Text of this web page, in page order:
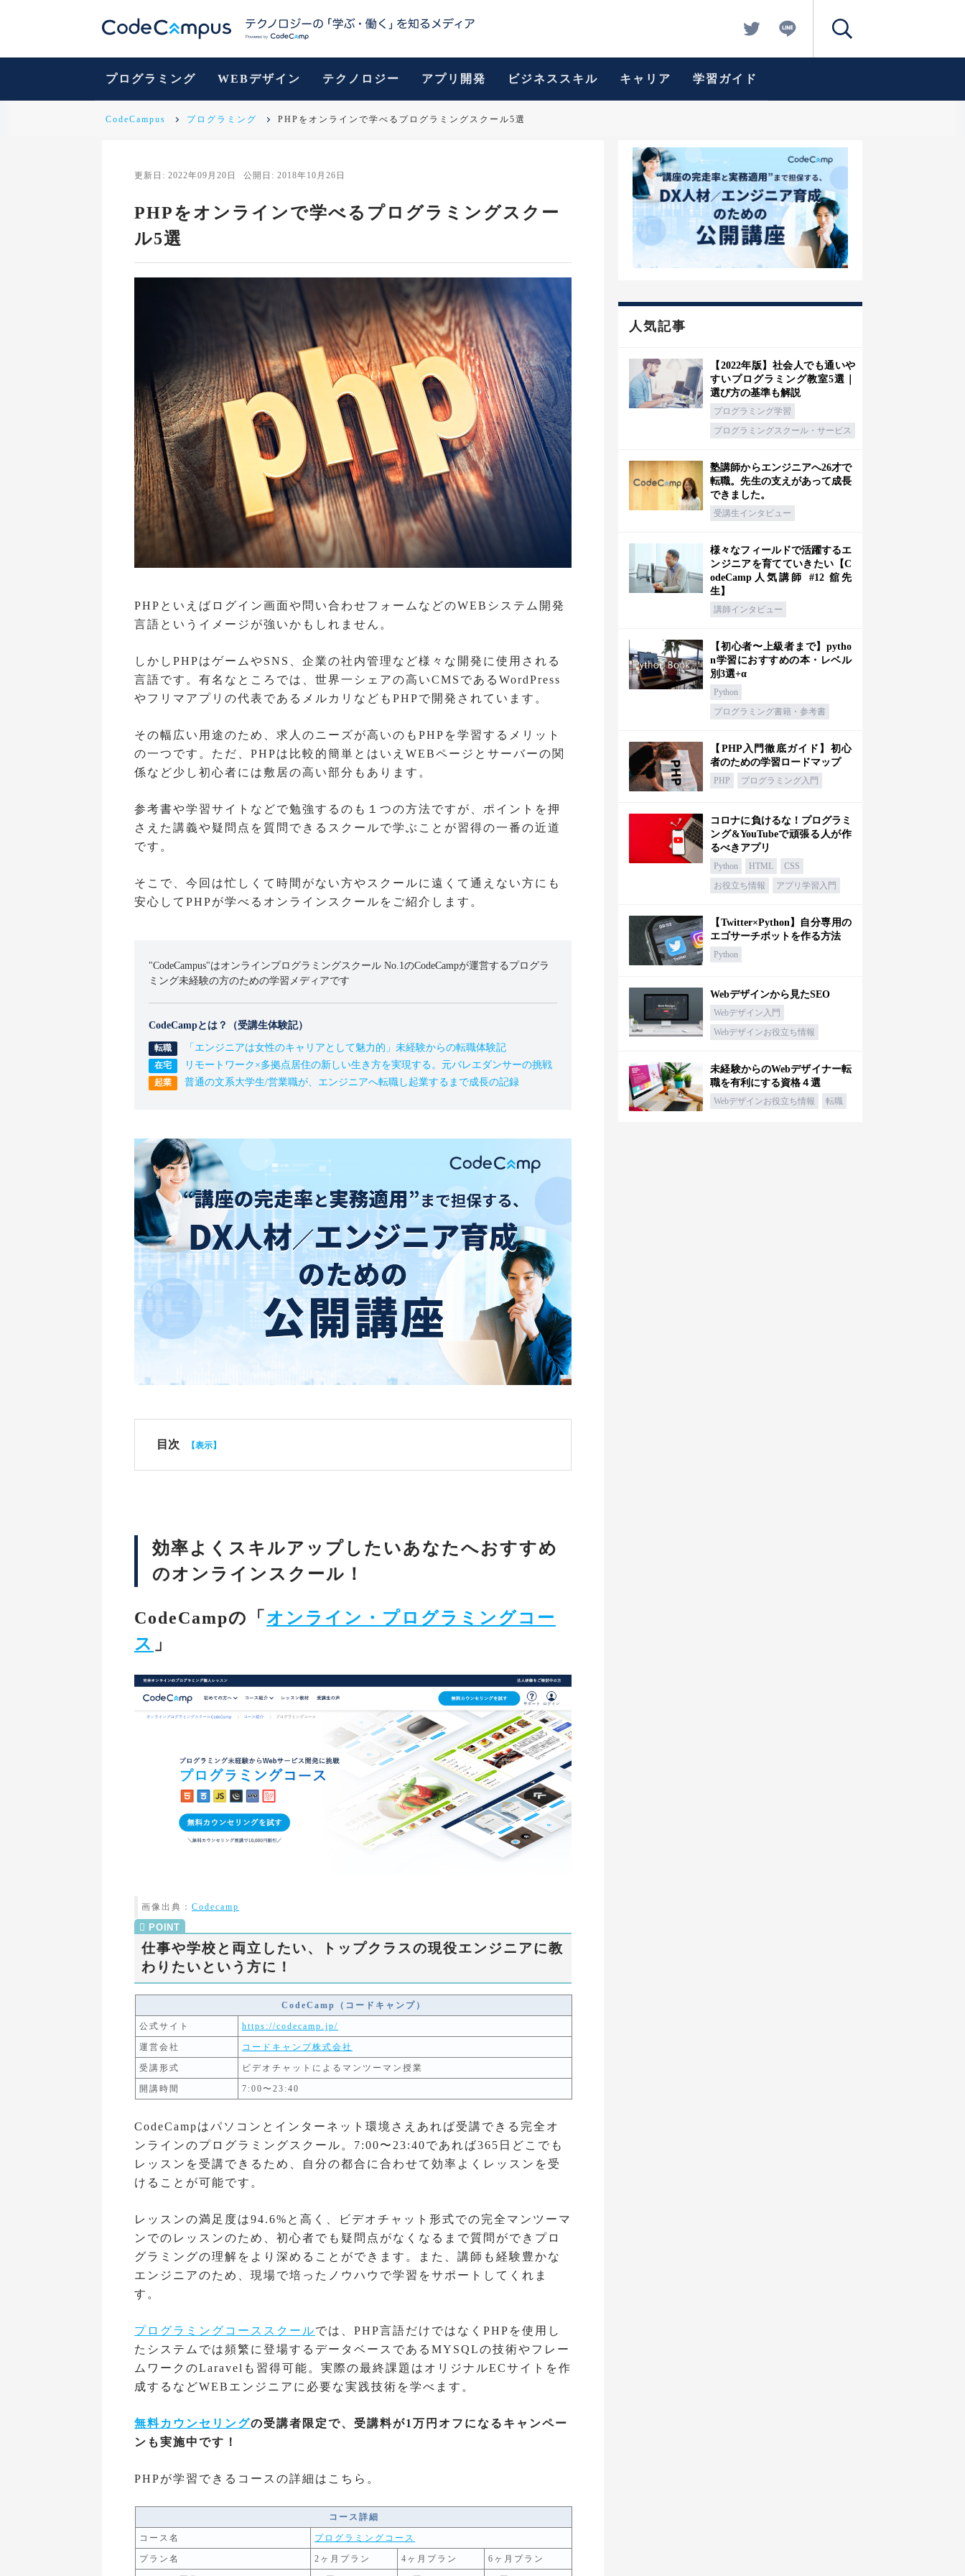
プログラミング WEBデザイン テクノロジー アプリ開発 ビジネススキル キャリア 学習ガイド
CodeCampus プログラミング PHPをオンラインで学べるプログラミングスクール5選
更新日: 2022年09月20日 公開日: 2018年10月26日
PHPをオンラインで学べるプログラミングスクー
ル5選
PHPといえばログイン画面や問い合わせフォームなどのWEBシステム開発
言語というイメージが強いかもしれません。
しかしPHPはゲームやSNS、企業の社内管理など様々な開発に使用される
言語です。有名なところでは、世界一シェアの高いCMSであるWordPress
やフリマアプリの代表であるメルカリなどもPHPで開発されています。
その幅広い用途のため、求人のニーズが高いのもPHPを学習するメリット
の一つです。ただ、PHPは比較的簡単とはいえWEBページとサーバーの関
係など少し初心者には敷居の高い部分もあります。
参考書や学習サイトなどで勉強するのも１つの方法ですが、ポイントを押
さえた講義や疑問点を質問できるスクールで学ぶことが習得の一番の近道
です。
そこで、今回は忙しくて時間がない方やスクールに遠くて通えない方にも
安心してPHPが学べるオンラインスクールをご紹介します。
"CodeCampus"はオンラインプログラミングスクール No.1のCodeCampが運営するプログラ
ミング未経験の方のための学習メディアです
CodeCampとは？（受講生体験記）
「エンジニアは女性のキャリアとして魅力的」未経験からの転職体験記
リモートワーク×多拠点居住の新しい生き方を実現する。元バレエダンサーの挑戦
普通の文系大学生/営業職が、エンジニアへ転職し起業するまで成長の記録
目次
効率よくスキルアップしたいあなたへおすすめ
のオンラインスクール！
CodeCampの「 オンライン・プログラミングコー
ス 」
画像出典： Codecamp
仕事や学校と両立したい、トップクラスの現役エンジニアに教
わりたいという方に！
CodeCamp（コードキャンプ）
公式サイト https://codecamp.jp/
運営会社 コードキャンプ株式会社
受講形式 ビデオチャットによるマンツーマン授業
開講時間 7:00〜23:40
CodeCampはパソコンとインターネット環境さえあれば受講できる完全オ
ンラインのプログラミングスクール。7:00〜23:40であれば365日どこでも
レッスンを受講できるため、自分の都合に合わせて効率よくレッスンを受
けることが可能です。
レッスンの満足度は94.6%と高く、ビデオチャット形式での完全マンツーマ
ンでのレッスンのため、初心者でも疑問点がなくなるまで質問ができプロ
グラミングの理解をより深めることができます。また、講師も経験豊かな
エンジニアのため、現場で培ったノウハウで学習をサポートしてくれま
す。
プログラミングコーススクールでは、PHP言語だけではなくPHPを使用し
たシステムでは頻繁に登場するデータベースであるMYSQLの技術やフレー
ムワークのLaravelも習得可能。実際の最終課題はオリジナルECサイトを作
成するなどWEBエンジニアに必要な実践技術を学べます。
無料カウンセリングの受講者限定で、受講料が1万円オフになるキャンペー
ンも実施中です！
PHPが学習できるコースの詳細はこちら。
コース詳細
コース名 プログラミングコース
プラン名 2ヶ月プラン 4ヶ月プラン 6ヶ月プラン
人気記事
【2022年版】社会人でも通いや
すいプログラミング教室5選｜
選び方の基準も解説
プログラミング学習
プログラミングスクール・サービス
塾講師からエンジニアへ26才で
転職。先生の支えがあって成長
できました。
受講生インタビュー
様々なフィールドで活躍するエ
ンジニアを育てていきたい【C
odeCamp人気講師 #12 舘先
生】
講師インタビュー
【初心者〜上級者まで】pytho
n学習におすすめの本・レベル
別3選+α
Python
プログラミング書籍・参考書
【PHP入門徹底ガイド】初心
者のための学習ロードマップ
PHP プログラミング入門
コロナに負けるな！プログラミ
ング&YouTubeで頑張る人が作
るべきアプリ
Python HTML
CSS
お役立ち情報
アプリ学習入門
【Twitter×Python】自分専用の
エゴサーチボットを作る方法
Python
Webデザインから見たSEO
Webデザイン入門
Webデザインお役立ち情報
未経験からのWebデザイナー転
職を有利にする資格４選
Webデザインお役立ち情報 転職